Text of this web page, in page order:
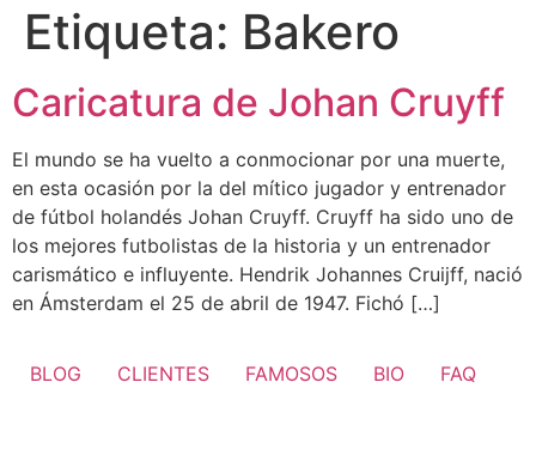
Etiqueta: Bakero
Caricatura de Johan Cruyff
El mundo se ha vuelto a conmocionar por una muerte,
en esta ocasión por la del mítico jugador y entrenador
de fútbol holandés Johan Cruyff. Cruyff ha sido uno de
los mejores futbolistas de la historia y un entrenador
carismático e influyente. Hendrik Johannes Cruijff, nació
en Ámsterdam el 25 de abril de 1947. Fichó […]
BLOG CLIENTES FAMOSOS BIO FAQ